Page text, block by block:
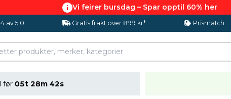
Vi feirer bursdag – Spar opptil 60% her
av 5.0 Gratis frakt over 899 kr* Prismatch
før 05t 28m 41s